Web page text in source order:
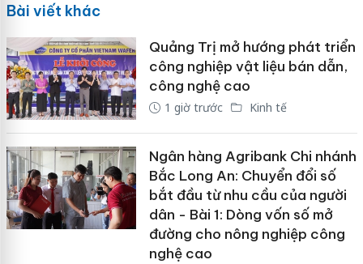
Bài viết khác
Quảng Trị mở hướng phát triển
công nghiệp vật liệu bán dẫn,
công nghệ cao
1 giờ trước Kinh tế
Ngân hàng Agribank Chi nhánh
Bắc Long An: Chuyển đổi số
bắt đầu từ nhu cầu của người
dân - Bài 1: Dòng vốn số mở
đường cho nông nghiệp công
nghệ cao